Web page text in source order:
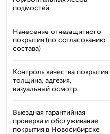
подмостей
Нанесение огнезащитного
покрытия (по согласованию
состава)
Контроль качества покрытия:
толщина, адгезия,
визуальный осмотр
Выездная гарантийная
проверка и обслуживание
покрытия в Новосибирске